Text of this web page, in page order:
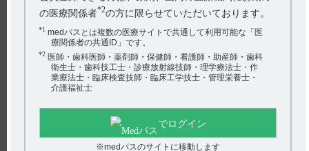
であろう。
■治療方法（引用3）
まず、悪性症候群の早期発見が肝要である。悪性症候群の潜在
的致死可能性を考慮した場合、発症可能性のマージンは広く取
るべきであろう。発症が認められるか、あるいは発症が強く疑
われる場合には速やかに原因医薬品を中止する。症状がごく軽
微な場合には、退薬症候群を考慮し、段階的な服用中止も可能
である。
これと同時に必要な臨床検査を行い、臨床症状、検査データを
をモニタリングしながら全身管理を行う。また必要に応じて体
液・電解質の補正を行う。発熱に対しては体表からの冷却を行
う。発熱は中枢性であり、経口・経腸の解熱剤は効果が低い。
薬物療法は筋弛緩薬であるダントロレンナトリウムが第一選択
薬であり、適応がある。ドパミン作動薬である、ブロモクリプ
の医療関係者*2の方に限らせていただいております。
*1 medパスとは複数の医療サイトで共通して利用可能な「医
療関係者の共通ID」です。
*2 医師・歯科医師・薬剤師・保健師・看護師・助産師・歯科
衛生士・歯科技工士・診療放射線技師・理学療法士・作
業療法士・臨床検査技師・臨床工学技士・管理栄養士・
介護福祉士
でログイン
※medパスのサイトに移動します